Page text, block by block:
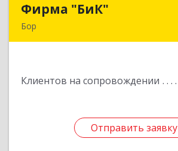
Фирма "БиК"
Бор
Клиентов на сопровождении
Отправить заявку
Отправить заявку